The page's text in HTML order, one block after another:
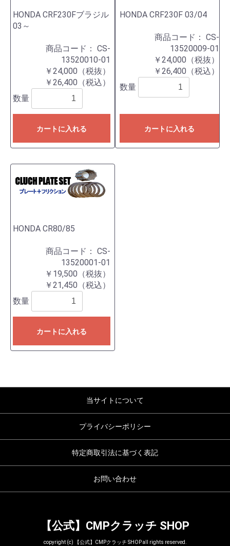
HONDA CRF230Fブラジル
03～
商品コード： CS-
13520010-01
￥24,000（税抜）
￥26,400（税込）
数量
カートに入れる
HONDA CRF230F 03/04
商品コード： CS-
13520009-01
￥24,000（税抜）
￥26,400（税込）
数量
カートに入れる
HONDA CR80/85
商品コード： CS-
13520001-01
￥19,500（税抜）
￥21,450（税込）
数量
カートに入れる
当サイトについて
プライバシーポリシー
特定商取引法に基づく表記
お問い合わせ
【公式】CMPクラッチ SHOP
copyright (c) 【公式】CMPクラッチ SHOP all rights reserved.